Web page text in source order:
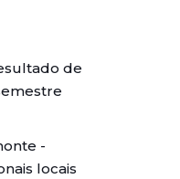
de
-
locais